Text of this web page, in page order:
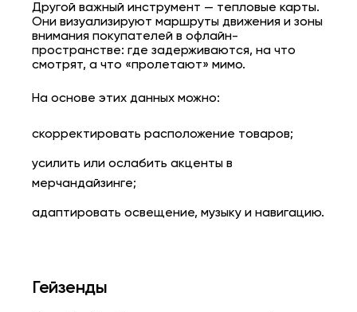
Другой важный инструмент — тепловые карты.
Они визуализируют маршруты движения и зоны
внимания покупателей в офлайн-
пространстве: где задерживаются, на что
смотрят, а что «пролетают» мимо.
На основе этих данных можно:
скорректировать расположение товаров;
усилить или ослабить акценты в
мерчандайзинге;
адаптировать освещение, музыку и навигацию.
Гейзенды